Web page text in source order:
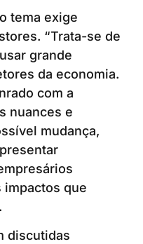
tema exige
“Trata-se de
grande
da economia.
com a
nuances e
mudança,
impactos que
discutidas